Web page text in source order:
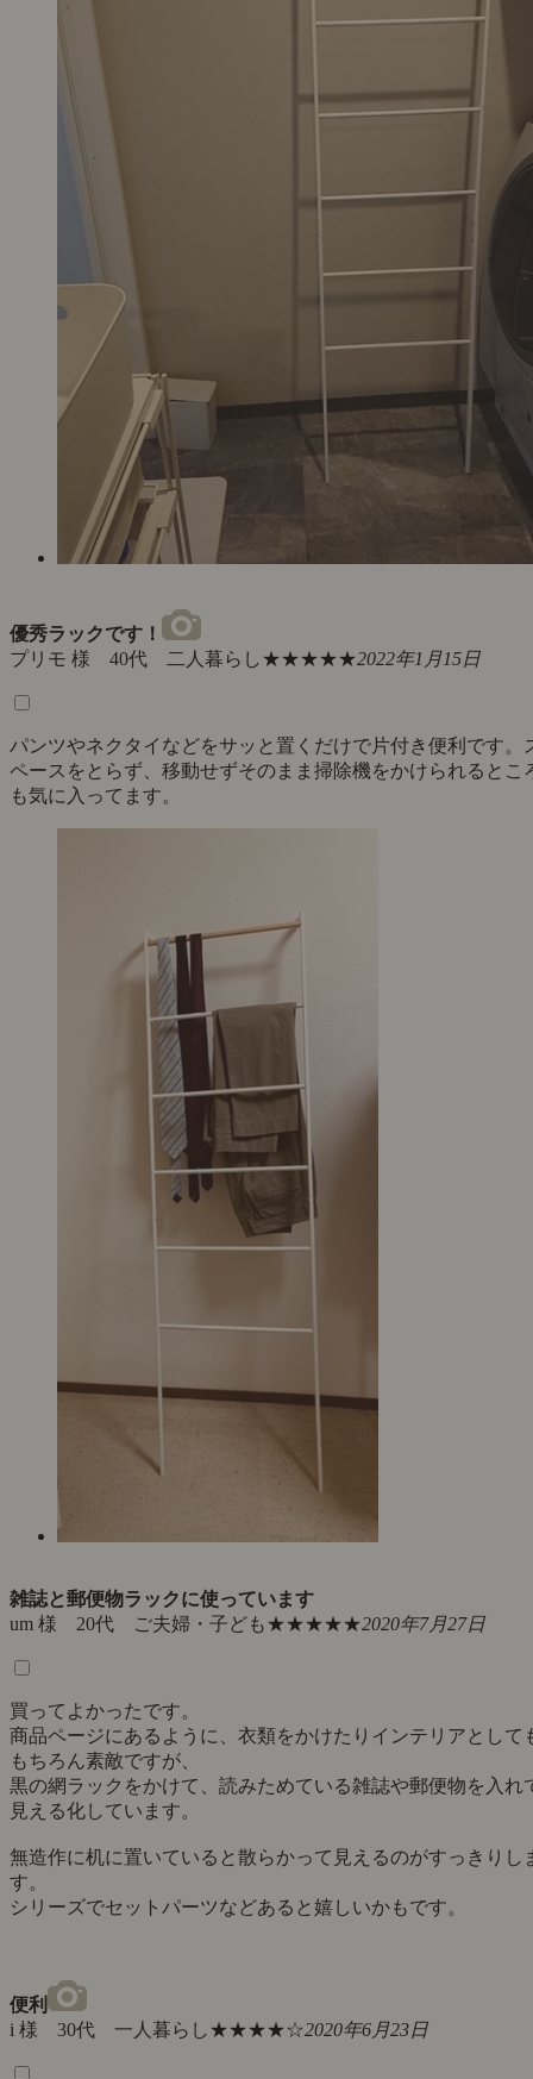
優秀ラックです！
プリモ 様 40代 二人暮らし★★★★★2022年1月15日
パンツやネクタイなどをサッと置くだけで片付き便利です。
ペースをとらず、移動せずそのまま掃除機をかけられるとこ
も気に入ってます。
雑誌と郵便物ラックに使っています
um 様 20代 ご夫婦・子ども★★★★★2020年7月27日
買ってよかったです。
商品ページにあるように、衣類をかけたりインテリアとして
もちろん素敵ですが、
黒の網ラックをかけて、読みためている雑誌や郵便物を入れ
見える化しています。
無造作に机に置いていると散らかって見えるのがすっきりし
す。
シリーズでセットパーツなどあると嬉しいかもです。
便利
i 様 30代 一人暮らし★★★★☆2020年6月23日